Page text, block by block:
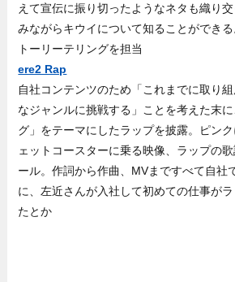
えて宣伝に振り切ったようなネタも織り
みながらキウイについて知ることができ
トーリーテリングを担当
ere2 Rap
自社コンテンツのため「これまでに取り
なジャンルに挑戦する」ことを考えた末
グ」をテーマにしたラップを披露。ピン
ェットコースターに乗る映像、ラップの
ール。作詞から作曲、MVまですべて自社
に、左近さんが入社して初めての仕事が
たとか